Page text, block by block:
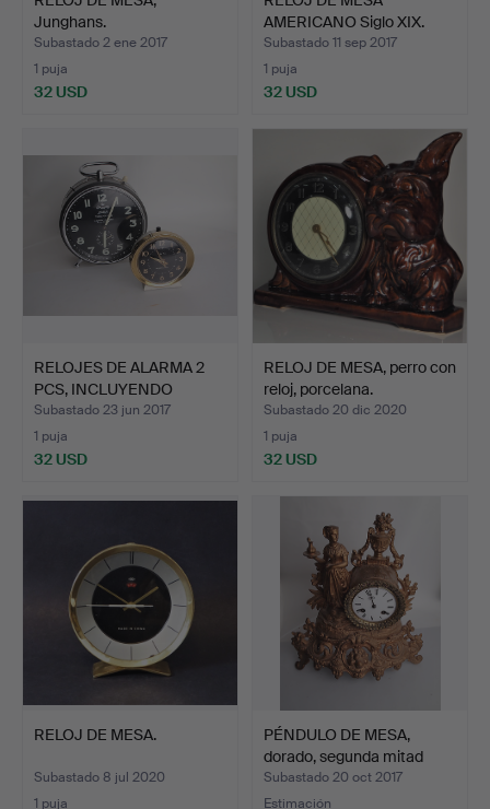
Junghans.
Subastado 2 ene 2017
1 puja
32 USD
AMERICANO Siglo XIX.
Subastado 11 sep 2017
1 puja
32 USD
RELOJES DE ALARMA 2
PCS, INCLUYENDO
WEHRLE…
Subastado 23 jun 2017
1 puja
32 USD
RELOJ DE MESA, perro con
reloj, porcelana.
Subastado 20 dic 2020
1 puja
32 USD
RELOJ DE MESA.
Subastado 8 jul 2020
1 puja
PÉNDULO DE MESA,
dorado, segunda mitad
del…
Subastado 20 oct 2017
Estimación